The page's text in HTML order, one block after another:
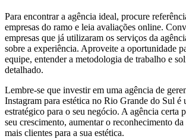
Para encontrar a agência ideal, procure
empresas do ramo e leia avaliações online.
empresas que já utilizaram os serviços da
sobre a experiência. Aproveite a oportunidade
equipe, entender a metodologia de trabalho e
detalhado.
Lembre-se que investir em uma agência de
Instagram para estética no Rio Grande do Sul é
estratégico para o seu negócio. A agência certa
seu crescimento, aumentar o reconhecimento da
mais clientes para a sua estética.